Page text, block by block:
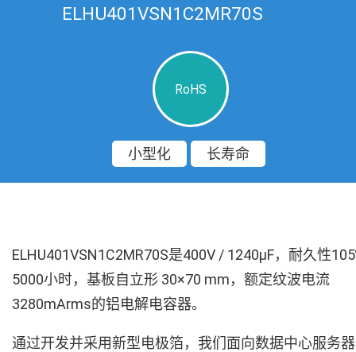
ELHU401VSN1C2MR70S
RoHS
小型化 长寿命
ELHU401VSN1C2MR70S是400V / 1240µF，耐久性
5000小时，基板自立形 30×70 mm，额定纹波电流
3280mArms的铝电解电容器。
通过开发并采用新型电极箔，我们面向数据中心服务